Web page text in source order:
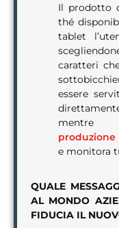
Il prodotto
thé
tablet
caratteri
essere
produzione
e monitora
QUALE
AL MONDO
FIDUCIA IL